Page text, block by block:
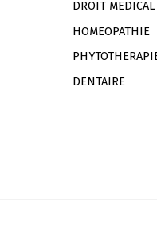
DROIT MEDICAL
HOMEOPATHIE
DENTAIRE